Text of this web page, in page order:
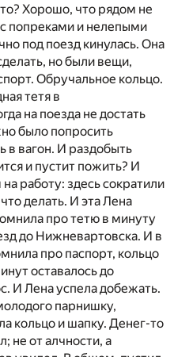
Хорошо, что рядом не
попреками и нелепыми
под поезд кинулась. Она
но были вещи,
Обручальное кольцо.
тетя в
на поезда не достать
было попросить
в вагон. И раздобыть
и пустит пожить? И
работу: здесь сократили
делать. И эта Лена
про тетю в минуту
до Нижневартовска. И в
про паспорт, кольцо
оставалось до
И Лена успела добежать.
парнишку,
кольцо и шапку. Денег-то
не от алчности, а